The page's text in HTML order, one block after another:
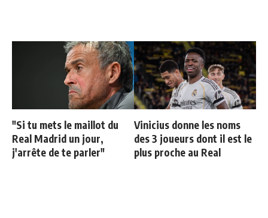
"Si tu mets le maillot du
Real Madrid un jour,
j'arrête de te parler"
Vinicius donne les noms
des 3 joueurs dont il est le
plus proche au Real